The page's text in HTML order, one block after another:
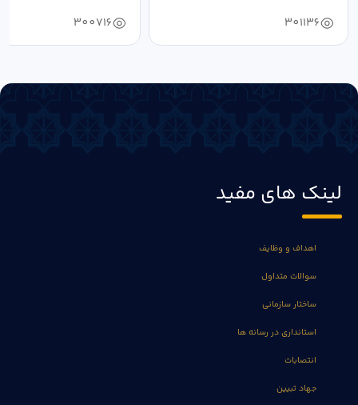
301136
300716
لینک های مفید
اهداف و وظایف
سوالات متداول
ساختار سازمانی
استانداری در رسانه ها
انتصابات
جهاد تبیین